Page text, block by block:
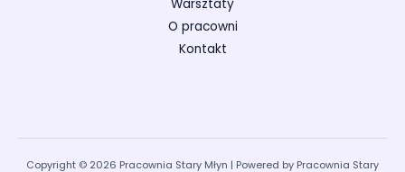
Warsztaty
O pracowni
Kontakt
Copyright © 2026 Pracownia Stary Młyn | Powered by Pracownia Stary